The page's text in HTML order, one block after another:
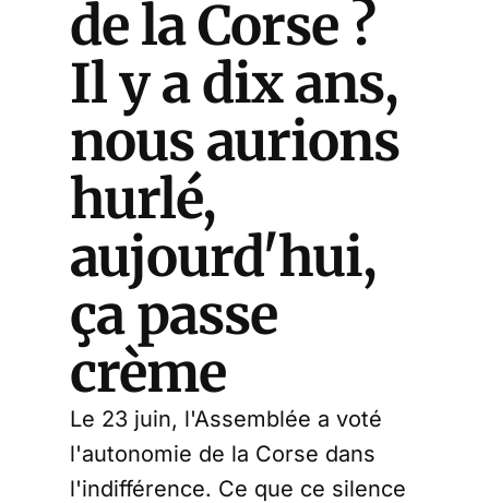
de la Corse ?
Il y a dix ans,
nous aurions
hurlé,
aujourd'hui,
ça passe
crème
Le 23 juin, l'Assemblée a voté
l'autonomie de la Corse dans
l'indifférence. Ce que ce silence